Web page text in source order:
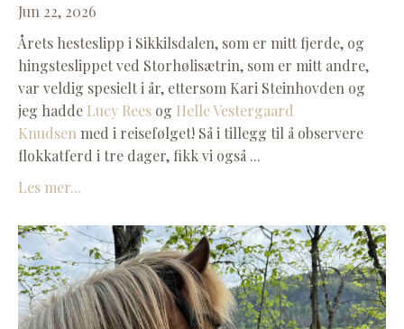
Jun 22, 2026
Årets hesteslipp i Sikkilsdalen, som er mitt fjerde, og
hingsteslippet ved Storhølisætrin, som er mitt andre,
var veldig spesielt i år, ettersom Kari Steinhovden og
jeg hadde Lucy Rees og Helle Vestergaard
Knudsen med i reisefølget! Så i tillegg til å observere
flokkatferd i tre dager, fikk vi også ...
Les mer...